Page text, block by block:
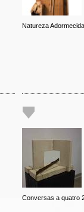
Natureza Adormecida
Conversas a quatro